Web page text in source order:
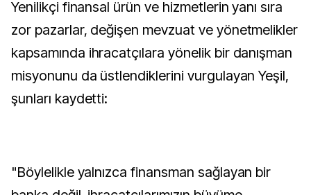
Yenilikçi finansal ürün ve hizmetlerin yanı sıra
zor pazarlar, değişen mevzuat ve yönetmelikler
kapsamında ihracatçılara yönelik bir danışman
misyonunu da üstlendiklerini vurgulayan Yeşil,
şunları kaydetti:
"Böylelikle yalnızca finansman sağlayan bir